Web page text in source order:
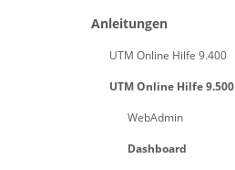
Anleitungen
UTM Online Hilfe 9.400
UTM Online Hilfe 9.500
WebAdmin
Dashboard